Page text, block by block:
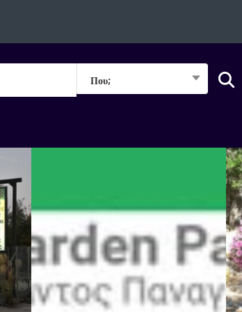
Που;